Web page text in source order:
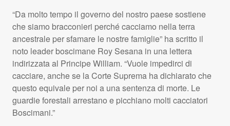
“Da molto tempo il governo del nostro paese sostiene
che siamo bracconieri perché cacciamo nella terra
ancestrale per sfamare le nostre famiglie” ha scritto il
noto leader boscimane Roy Sesana in una lettera
indirizzata al Principe William. “Vuole impedirci di
cacciare, anche se la Corte Suprema ha dichiarato che
questo equivale per noi a una sentenza di morte. Le
guardie forestali arrestano e picchiano molti cacciatori
Boscimani.”